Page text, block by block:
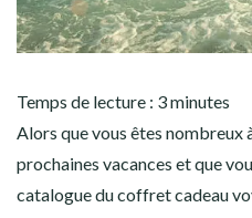
Temps de lecture : 3minutes
Alors que vous êtes nombreux
prochaines vacances et que
catalogue du coffret cadeau